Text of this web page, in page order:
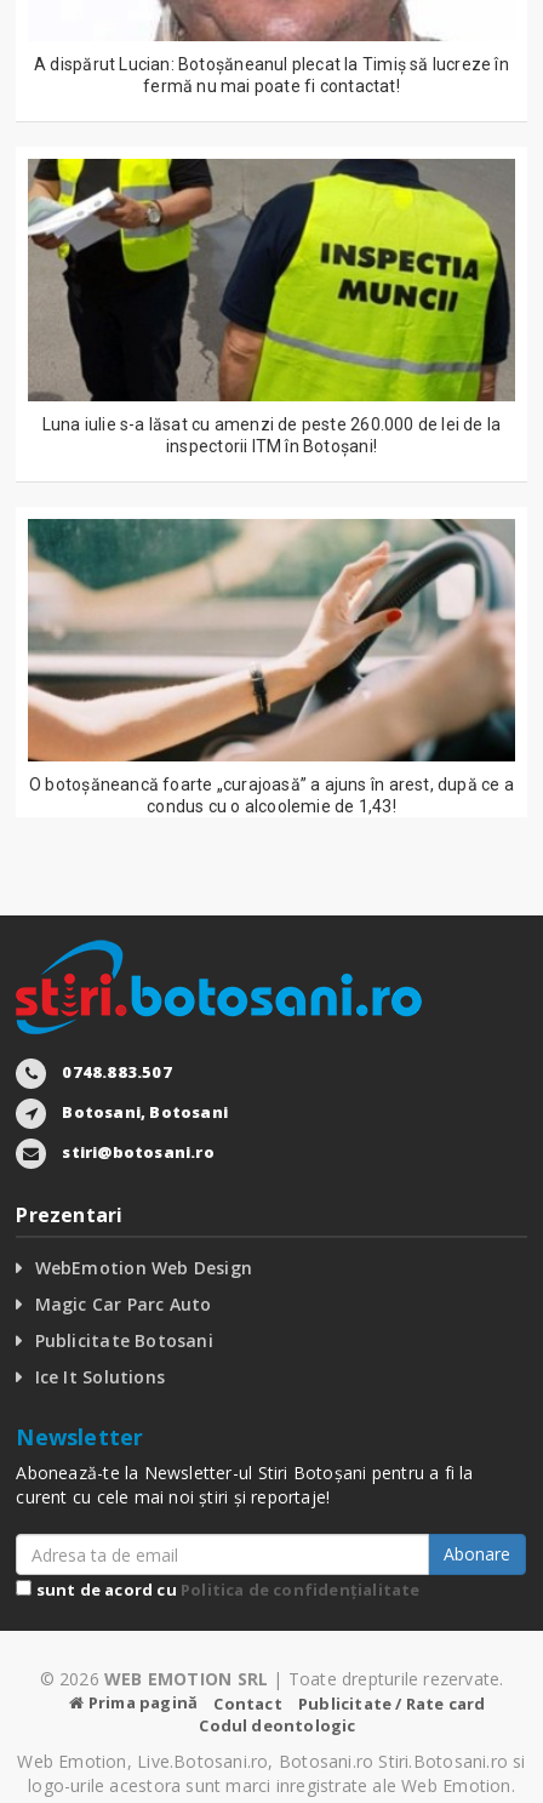
A dispărut Lucian: Botoșăneanul plecat la Timiș să lucreze în
fermă nu mai poate fi contactat!
Luna iulie s-a lăsat cu amenzi de peste 260.000 de lei de la
inspectorii ITM în Botoșani!
O botoșăneancă foarte „curajoasă” a ajuns în arest, după ce a
condus cu o alcoolemie de 1,43!
0748.883.507
Botosani, Botosani
stiri@botosani.ro
Prezentari
WebEmotion Web Design
Magic Car Parc Auto
Publicitate Botosani
Ice It Solutions
Newsletter
Abonează-te la Newsletter-ul Stiri Botoșani pentru a fi la
curent cu cele mai noi știri și reportaje!
Abonare
sunt de acord cu Politica de confidențialitate
© 2026 WEB EMOTION SRL | Toate drepturile rezervate.
Prima pagină Contact
Publicitate / Rate card
Codul deontologic
Web Emotion, Live.Botosani.ro, Botosani.ro Stiri.Botosani.ro si
logo-urile acestora sunt marci inregistrate ale Web Emotion.